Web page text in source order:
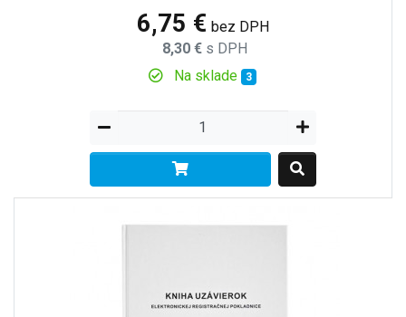
6,75 € bez DPH
8,30 € s DPH
Na sklade 3